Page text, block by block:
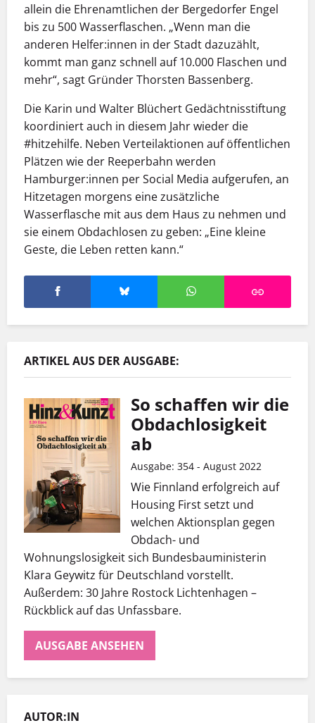
allein die Ehrenamtlichen der Bergedorfer Engel
bis zu 500 Wasserflaschen. „Wenn man die
anderen Helfer:innen in der Stadt dazuzählt,
kommt man ganz schnell auf 10.000 Flaschen und
mehr“, sagt Gründer Thorsten Bassenberg.
Die Karin und Walter Blüchert Gedächtnisstiftung
koordiniert auch in diesem Jahr wieder die
#hitzehilfe. Neben Verteilaktionen auf öffentlichen
Plätzen ­­wie der Reeperbahn werden
Hamburger:innen per Social Media aufgerufen, an
Hitzetagen morgens eine zusätzliche
Wasserflasche mit aus dem Haus zu nehmen und
sie einem Obdachlosen zu geben: „Eine kleine
Geste, die Leben retten kann.“
ARTIKEL AUS DER AUSGABE:
So schaffen wir die
Obdachlosigkeit
ab
Ausgabe: 354 - August 2022
Wie Finnland erfolgreich auf
Housing First setzt und
welchen Aktionsplan gegen
Obdach- und
Wohnungslosigkeit sich Bundesbauministerin
Klara Geywitz für Deutschland vorstellt.
Außerdem: 30 Jahre Rostock Lichtenhagen –
Rückblick auf das Unfassbare.
AUSGABE ANSEHEN
AUTOR:IN